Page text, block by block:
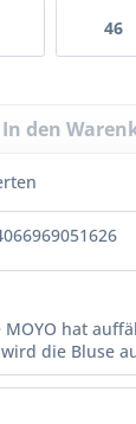
46
In den
MOYO hat
die Bluse